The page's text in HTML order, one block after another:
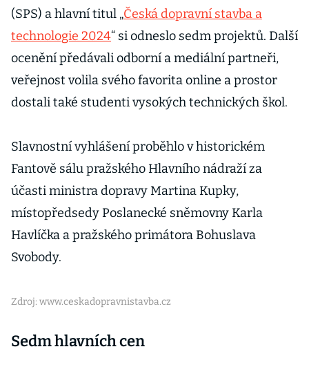
(SPS) a hlavní titul „Česká dopravní stavba a
technologie 2024“ si odneslo sedm projektů. Další
ocenění předávali odborní a mediální partneři,
veřejnost volila svého favorita online a prostor
dostali také studenti vysokých technických škol.
Slavnostní vyhlášení proběhlo v historickém
Fantově sálu pražského Hlavního nádraží za
účasti ministra dopravy Martina Kupky,
místopředsedy Poslanecké sněmovny Karla
Havlíčka a pražského primátora Bohuslava
Svobody.
Zdroj: www.ceskadopravnistavba.cz
Sedm hlavních cen